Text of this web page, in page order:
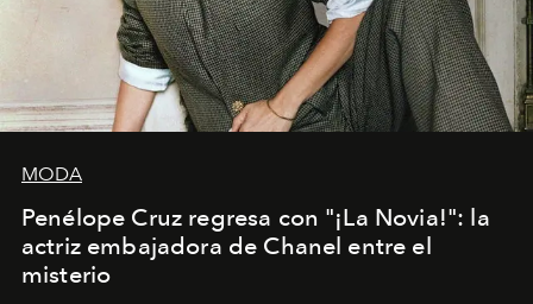
MODA
Penélope Cruz regresa con "¡La Novia!": la
actriz embajadora de Chanel entre el
misterio